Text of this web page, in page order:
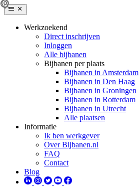
Werkzoekend
Direct inschrijven
Inloggen
Alle bijbanen
Bijbanen per plaats
Bijbanen in Amsterdam
Bijbanen in Den Haag
Bijbanen in Groningen
Bijbanen in Rotterdam
Bijbanen in Utrecht
Alle plaatsen
Informatie
Ik ben werkgever
Over Bijbanen.nl
FAQ
Contact
Blog